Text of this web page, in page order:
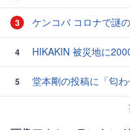
3 ケンコバ コロナで謎
4 HIKAKIN 被災地に
5
堂本剛の投稿に「匂わ